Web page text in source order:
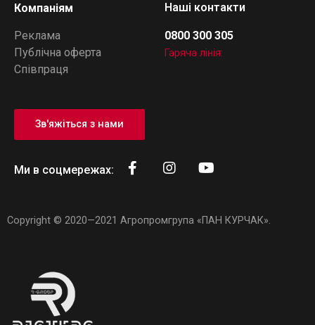
Компаніям
Реклама
Публічна оферта
Співпраця
Наші контакти
0800 300 305
Гаряча лінія:
Copyright © 2020—2021 Агропромгрупа «ПАН КУРЧАК».
Ми в соцмережах:
Зв'яжіться з нами